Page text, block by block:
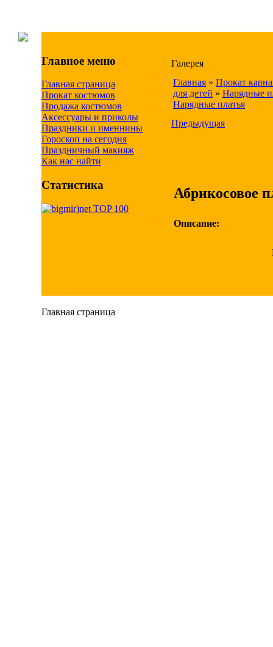
Главное меню
Главная страница
Прокат костюмов
Продажа костюмов
Аксессуары и приколы
Праздники и именнины
Гороскоп на сегодня
Праздничный макияж
Как нас найти
Статистика
Галерея
Главная » Прокат
для детей » Нарядные
Нарядные платья
Предыдущая
Абрикосовое
Описание:
Главная страница